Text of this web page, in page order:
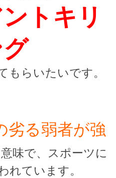
トキリ
もらいたいです。
劣る弱者が強
味で、スポーツに
れています。